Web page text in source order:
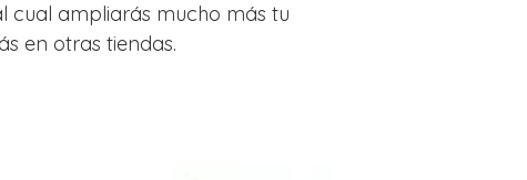
cual ampliarás mucho más tu
en otras tiendas.